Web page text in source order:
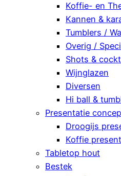
Koffie- en
Kannen &
Tumblers /
Overig /
Shots &
Wijnglazen
Diversen
Hi ball &
Presentatie
Droogijs
Koffie
Tabletop hout
Bestek